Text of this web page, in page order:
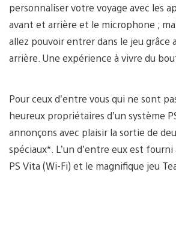
personnaliser votre voyage avec les
avant et arrière et le microphone ;
allez pouvoir entrer dans le jeu grâce
arrière. Une expérience à vivre du
Pour ceux d’entre vous qui ne sont
heureux propriétaires d’un système
annonçons avec plaisir la sortie de
spéciaux*. L’un d’entre eux est
PS Vita (Wi-Fi) et le magnifique jeu